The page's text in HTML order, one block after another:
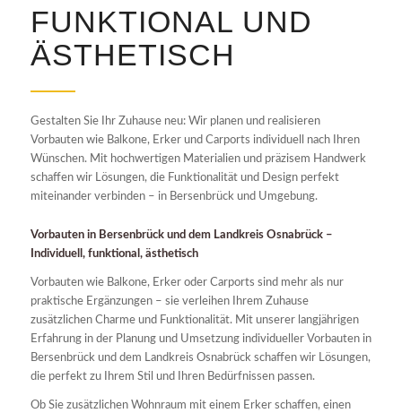
FUNKTIONAL UND
ÄSTHETISCH
Gestalten Sie Ihr Zuhause neu: Wir planen und realisieren
Vorbauten wie Balkone, Erker und Carports individuell nach Ihren
Wünschen. Mit hochwertigen Materialien und präzisem Handwerk
schaffen wir Lösungen, die Funktionalität und Design perfekt
miteinander verbinden – in Bersenbrück und Umgebung.
Vorbauten in Bersenbrück und dem Landkreis Osnabrück –
Individuell, funktional, ästhetisch
Vorbauten wie Balkone, Erker oder Carports sind mehr als nur
praktische Ergänzungen – sie verleihen Ihrem Zuhause
zusätzlichen Charme und Funktionalität. Mit unserer langjährigen
Erfahrung in der Planung und Umsetzung individueller Vorbauten in
Bersenbrück und dem Landkreis Osnabrück schaffen wir Lösungen,
die perfekt zu Ihrem Stil und Ihren Bedürfnissen passen.
Ob Sie zusätzlichen Wohnraum mit einem Erker schaffen, einen